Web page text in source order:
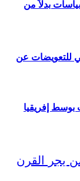
للتعويضات عن
بدلاً من
بوسط إفريقيا